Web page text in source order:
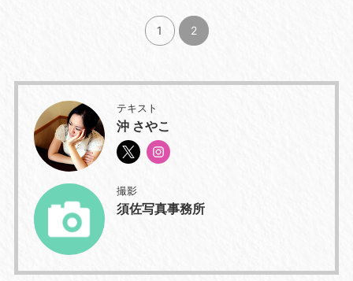
1 2
テキスト
沖 さやこ
撮影
須佐写真事務所